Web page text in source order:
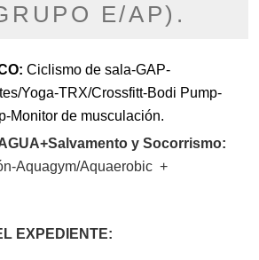
E/AP).
Ciclismo de sala-GAP-
Yoga-TRX/Crossfitt-Bodi Pump-
Monitor de musculación.
y Socorrismo:
Aquagym/Aquaerobic +
EXPEDIENTE: